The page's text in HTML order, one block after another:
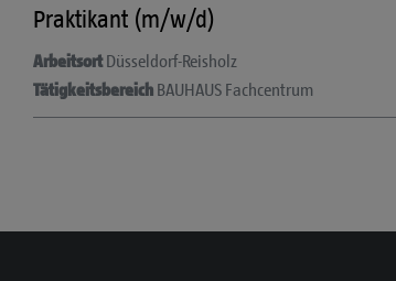
Praktikant (m/w/d)
ArbeitsortDüsseldorf-Reisholz
Tätigkeitsbereich BAUHAUS Fachcentrum